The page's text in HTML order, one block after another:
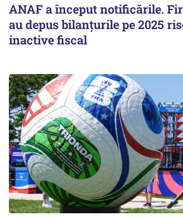
ANAF a început notificările.
au depus bilanțurile pe 2025
inactive fiscal